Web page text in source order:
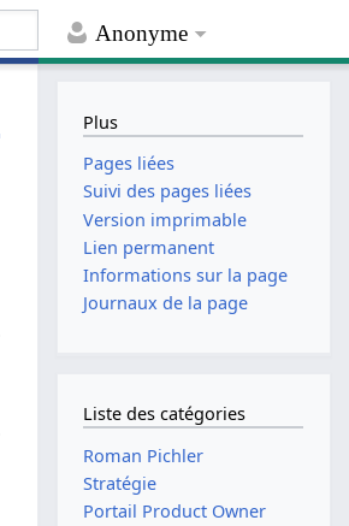
Anonyme
Plus
Pages liées
Suivi des pages liées
Version imprimable
Lien permanent
Informations sur la page
Journaux de la page
Liste des catégories
Roman Pichler
Stratégie
Portail Product Owner